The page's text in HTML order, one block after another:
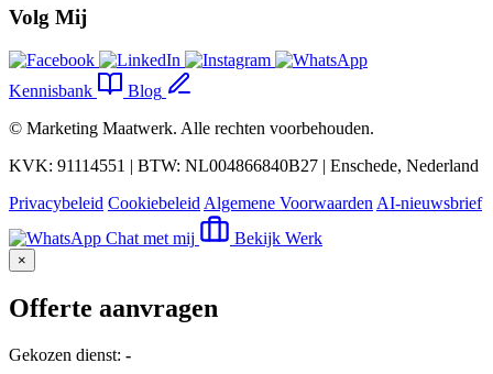
Volg Mij
Kennisbank
Blog
© Marketing Maatwerk. Alle rechten voorbehouden.
KVK: 91114551 | BTW: NL004866840B27 | Enschede, Nederland
Privacybeleid Cookiebeleid Algemene Voorwaarden AI-nieuwsbrief
Chat met mij
Bekijk Werk
×
Offerte aanvragen
Gekozen dienst: -